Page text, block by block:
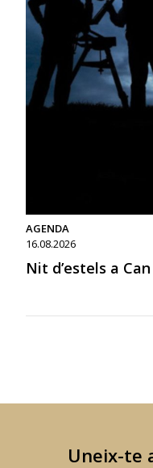
AGENDA
16.08.2026
Nit d’estels a
Uneix-te